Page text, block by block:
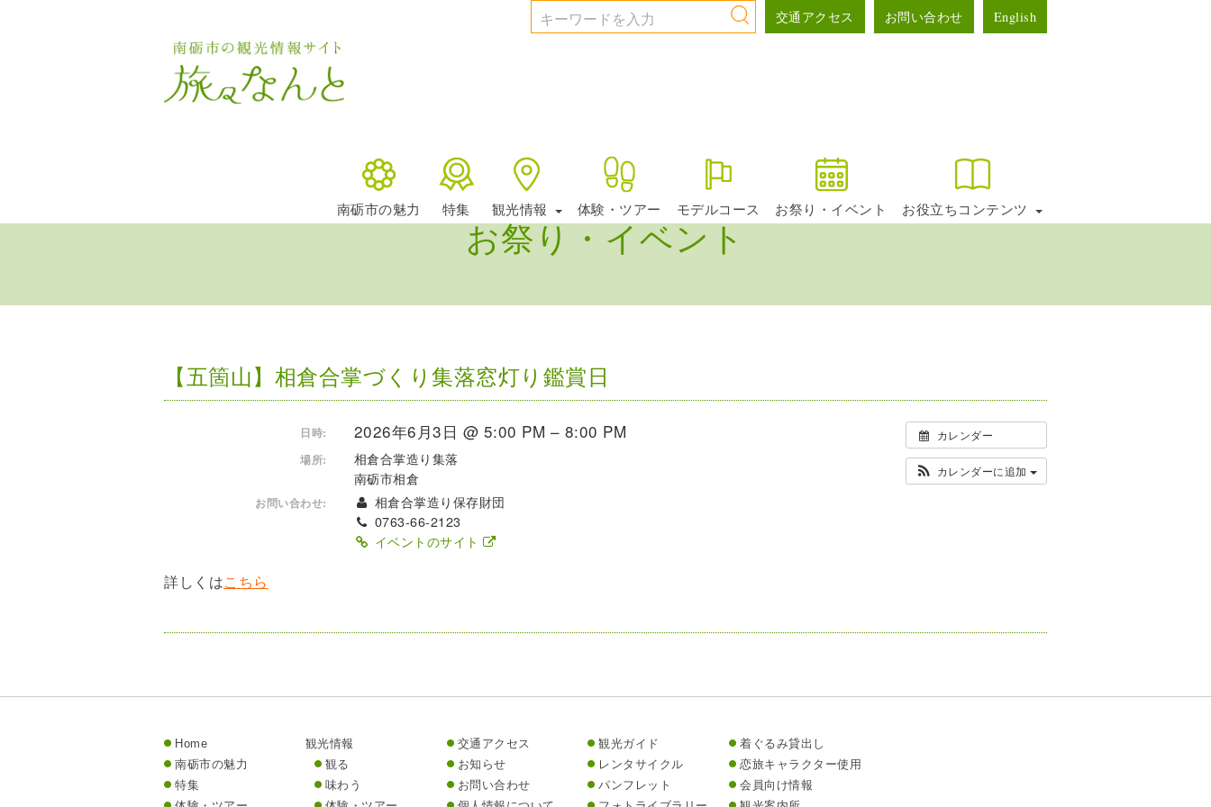
English
お問い合わせ
交通アクセス
南砺市の魅力 特集 観光情報 体験・ツアー モデルコース お祭り・イベント お役立ちコンテンツ
お祭り・イベント
【五箇山】相倉合掌づくり集落窓灯り鑑賞日
カレンダー
カレンダーに追加
日時: 2026年6月3日 @ 5:00 PM – 8:00 PM
場所:
相倉合掌造り集落
南砺市相倉
お問い合わせ:
相倉合掌造り保存財団
0763-66-2123
イベントのサイト
詳しくはこちら
Home
南砺市の魅力
特集
観光情報
観る
味わう
交通アクセス
お知らせ
お問い合わせ
観光ガイド
レンタサイクル
パンフレット
着ぐるみ貸出し
恋旅キャラクター使用
会員向け情報